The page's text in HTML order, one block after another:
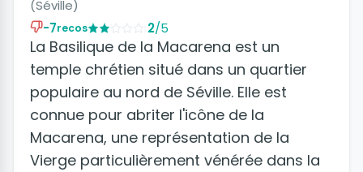
(Séville)
-7recos 2/5
La Basilique de la Macarena est un
temple chrétien situé dans un quartier
populaire au nord de Séville. Elle est
connue pour abriter l'icône de la
Macarena, une représentation de la
Vierge particulièrement vénérée dans la